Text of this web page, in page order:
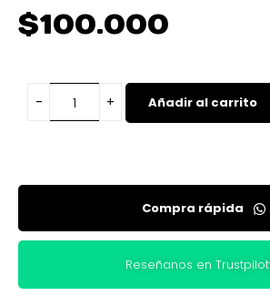
$100.000
Añadir al carrito
Compra rápida
Reseñanos en Trustpilot